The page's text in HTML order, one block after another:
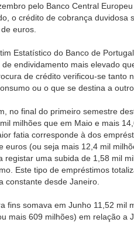
pelo Banco Central
o crédito de cobrança duvidosa
euros.
Estatístico do Banco de
endividamento mais elevado
de crédito verificou-se tanto
ou o que se destina a
no final do primeiro semestre
milhões que em Maio e mais
fatia corresponde à dos
euros (ou seja mais 12,4 mil
registar uma subida de 1,58 mil
Este tipo de empréstimos
constante desde Janeiro.
fins somava em Junho 11,52 mil
mais 609 milhões) em relação a